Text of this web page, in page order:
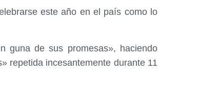
este año en el país como lo
guna de sus promesas», haciendo
repetida incesantemente durante 11